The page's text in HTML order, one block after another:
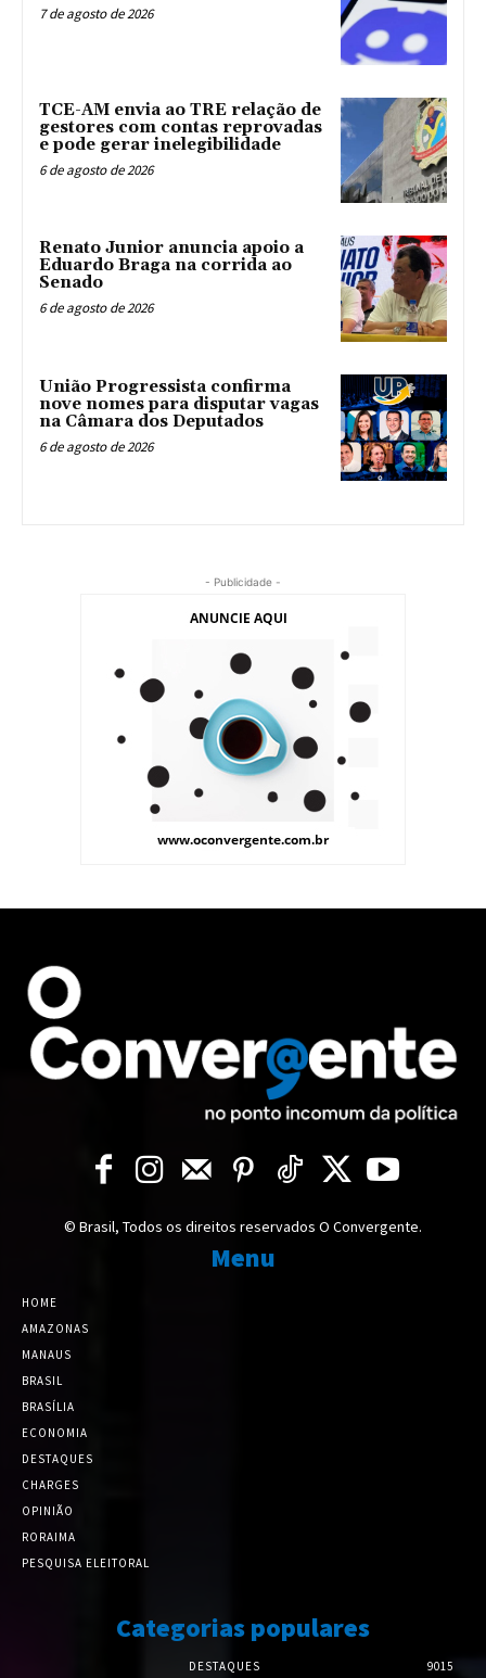
7 de agosto de 2026
TCE-AM envia ao TRE relação de
gestores com contas reprovadas
e pode gerar inelegibilidade
6 de agosto de 2026
Renato Junior anuncia apoio a
Eduardo Braga na corrida ao
Senado
6 de agosto de 2026
União Progressista confirma
nove nomes para disputar vagas
na Câmara dos Deputados
6 de agosto de 2026
- Publicidade -
© Brasil, Todos os direitos reservados O Convergente.
Menu
HOME
AMAZONAS
MANAUS
BRASIL
BRASÍLIA
ECONOMIA
DESTAQUES
CHARGES
OPINIÃO
RORAIMA
PESQUISA ELEITORAL
Categorias populares
DESTAQUES 9015